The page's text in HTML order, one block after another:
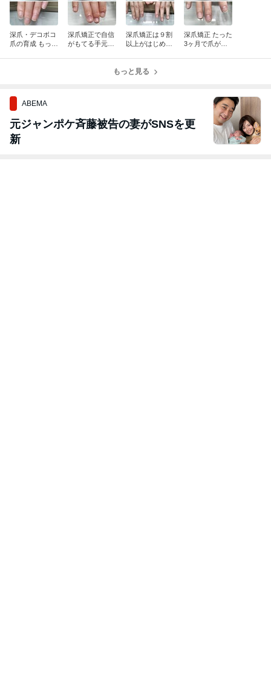
深爪・デコボコ
爪の育成 もっと
深爪矯正で自信
がもてる手元に
ンズ深爪矯正 深
深爪矯正は９割
以上がはじめて
イル 爪むしり
深爪矯正 たった
3ヶ月で爪がこ
もっと見る
ABEMA
元ジャンポケ斉藤被告の妻がSNSを更
新